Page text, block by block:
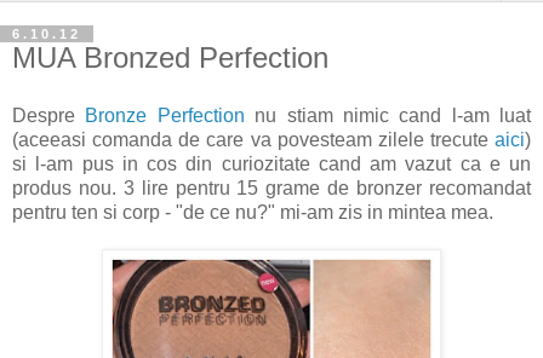
6.10.12
MUA Bronzed Perfection
Despre Bronze Perfection nu stiam nimic cand l-am luat
(aceeasi comanda de care va povesteam zilele trecute aici)
si l-am pus in cos din curiozitate cand am vazut ca e un
produs nou. 3 lire pentru 15 grame de bronzer recomandat
pentru ten si corp - "de ce nu?" mi-am zis in mintea mea.